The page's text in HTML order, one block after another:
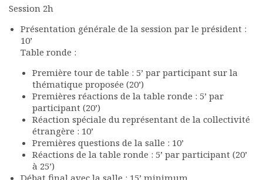
Session 2h
Présentation générale de la session par le président :
10’
Table ronde :
Première tour de table : 5’ par participant sur la
thématique proposée (20’)
Premières réactions de la table ronde : 5’ par
participant (20’)
Réaction spéciale du représentant de la collectivité
étrangère : 10’
Premières questions de la salle : 10’
Réactions de la table ronde : 5’ par participant (20’
à 25’)
Débat final avec la salle : 15’ minimum